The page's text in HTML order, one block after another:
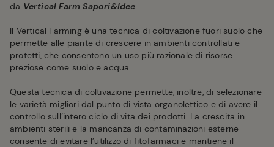
da Vertical Farm Sapori&Idee.
Il Vertical Farming è una tecnica di coltivazione fuori suolo che
permette alle piante di crescere in ambienti controllati e
protetti, che consentono un uso più razionale di risorse
preziose come suolo e acqua.
Questa tecnica di coltivazione permette, inoltre, di selezionare
le varietà migliori dal punto di vista organolettico e di avere il
controllo sull’intero ciclo di vita dei prodotti. La crescita in
ambienti sterili e la mancanza di contaminazioni esterne
consente di evitare l’utilizzo di fitofarmaci e mantiene il